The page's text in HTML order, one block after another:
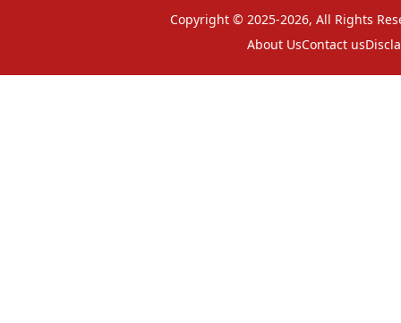
Copyright © 2025-2026, All Rights
About UsContact us